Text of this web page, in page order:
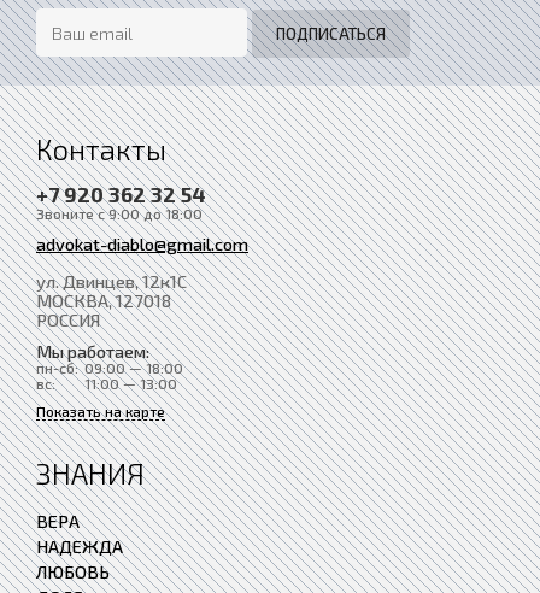
Контакты
+7 920 362 32 54
Звоните с 9:00 до 18:00
advokat-diablo@gmail.com
ул. Двинцев, 12к1С
МОСКВА, 127018
РОССИЯ
Мы работаем:
пн-сб: 09:00 — 18:00
вс:
11:00 — 13:00
Показать на карте
ЗНАНИЯ
ВЕРА
НАДЕЖДА
ЛЮБОВЬ